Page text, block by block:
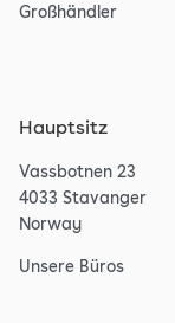
Großhändler
Hauptsitz
Vassbotnen 23
4033 Stavanger
Norway
Unsere Büros